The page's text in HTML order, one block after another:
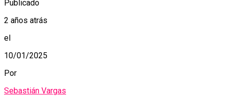
Publicado
2 años atrás
el
10/01/2025
Por
Sebastián Vargas